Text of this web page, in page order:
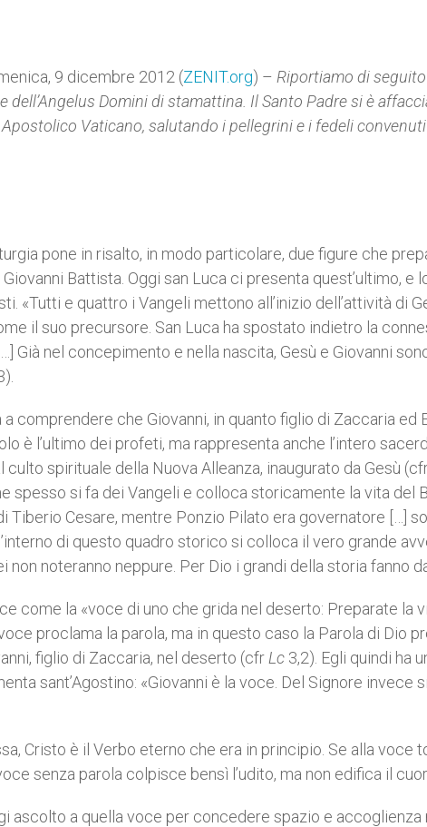
9 dicembre 2012 (ZENIT.org) – Riportiamo di
dell’Angelus Domini di stamattina. Il Santo Padre si è
Vaticano, salutando i pellegrini e i fedeli convenuti
pone in risalto, in modo particolare, due figure che
Battista. Oggi san Luca ci presenta quest’ultimo,
«Tutti e quattro i Vangeli mettono all’inizio dell’attività di
il suo precursore. San Luca ha spostato indietro la
Già nel concepimento e nella nascita, Gesù e Giovanni
comprendere che Giovanni, in quanto figlio di Zaccaria ed
è l’ultimo dei profeti, ma rappresenta anche l’intero
spirituale della Nuova Alleanza, inaugurato da Gesù
spesso si fa dei Vangeli e colloca storicamente la vita del
Tiberio Cesare, mentre Ponzio Pilato era governatore […]
di questo quadro storico si colloca il vero grande
non noteranno neppure. Per Dio i grandi della storia fanno
come la «voce di uno che grida nel deserto: Preparate la
proclama la parola, ma in questo caso la Parola di Dio
figlio di Zaccaria, nel deserto (cfr Lc 3,2). Egli quindi ha
sant’Agostino: «Giovanni è la voce. Del Signore invece
Cristo è il Verbo eterno che era in principio. Se alla voce
senza parola colpisce bensì l’udito, ma non edifica il
ascolto a quella voce per concedere spazio e accoglienza